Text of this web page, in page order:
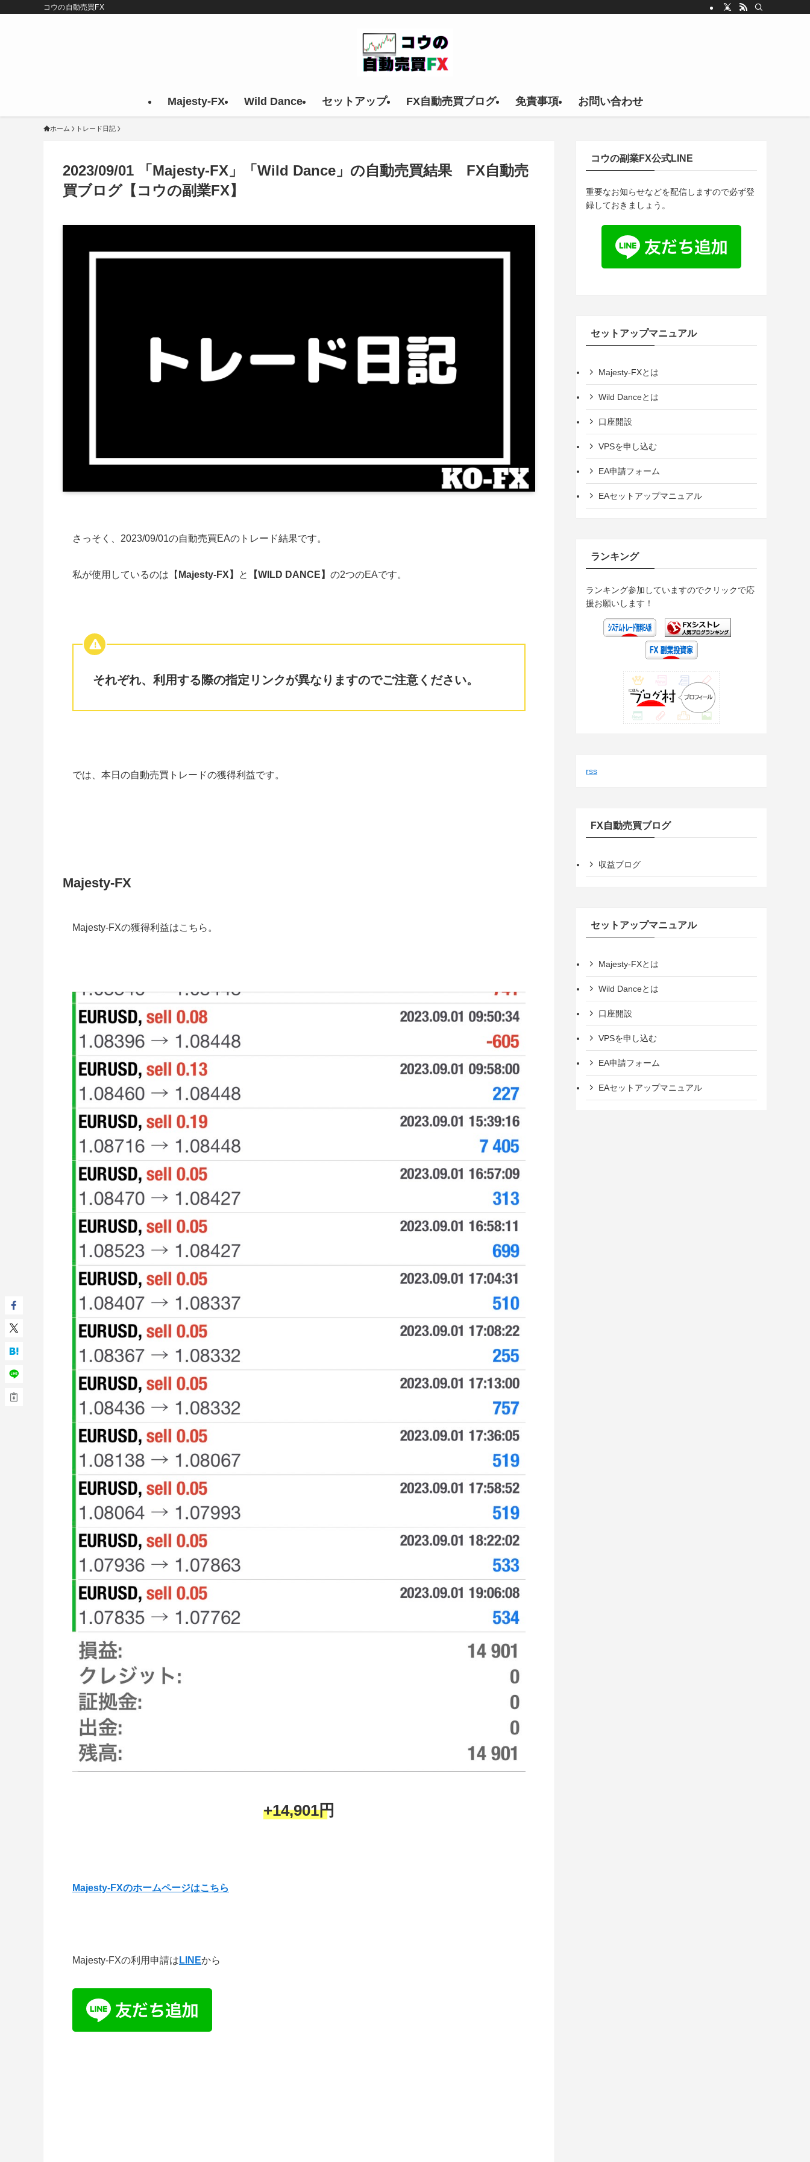
コウの自動売買FX
Majesty-FX Wild Dance セットアップ FX自動売買ブログ 免責事項 お問い合わせ
ホーム トレード日記
2023/09/01 「Majesty-FX」「Wild Dance」の自動売買結果 FX自動売
買ブログ【コウの副業FX】
さっそく、2023/09/01の自動売買EAのトレード結果です。
私が使用しているのは【 Majesty-FX】 と 【WILD DANCE】 の2つのEAです。
それぞれ、利用する際の指定リンクが異なりますのでご注意ください。
では、本日の自動売買トレードの獲得利益です。
Majesty-FX
Majesty-FXの獲得利益はこちら。
+14,901円
Majesty-FXのホームページはこちら
Majesty-FXの利用申請は LINEから
コウの副業FX公式LINE
重要なお知らせなどを配信しますので必ず登
録しておきましょう。
セットアップマニュアル
Majesty-FXとは
Wild Danceとは
口座開設
VPSを申し込む
EA申請フォーム
EAセットアップマニュアル
ランキング
ランキング参加していますのでクリックで応
援お願いします！
rss
FX自動売買ブログ
収益ブログ
セットアップマニュアル
Majesty-FXとは
Wild Danceとは
口座開設
VPSを申し込む
EA申請フォーム
EAセットアップマニュアル